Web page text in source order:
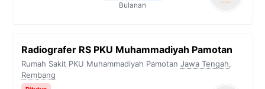
Bulanan
Radiografer RS PKU Muhammadiyah Pamotan
Rumah Sakit PKU Muhammadiyah Pamotan Jawa Tengah,
Rembang